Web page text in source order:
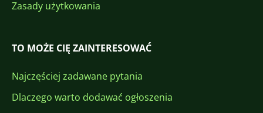
Zasady użytkowania
TO MOŻE CIĘ ZAINTERESOWAĆ
Najczęściej zadawane pytania
Dlaczego warto dodawać ogłoszenia